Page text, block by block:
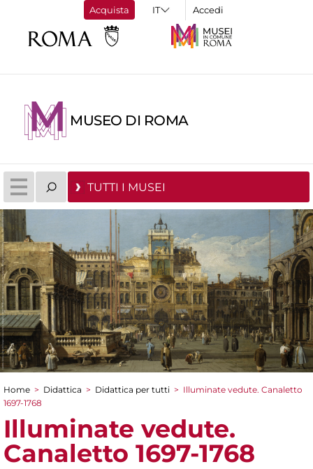
Acquista Accedi
MUSEO DI ROMA
TUTTI I MUSEI
Tu sei qui
Home > Didattica > Didattica per tutti > Illuminate vedute. Canaletto
1697-1768
Illuminate vedute.
Canaletto 1697-1768